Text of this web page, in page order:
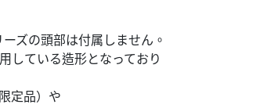
ズの頭部は付属しません。
している造形となっており
定品）や